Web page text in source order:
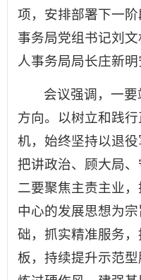
项，安排部署下一
事务局党组书记刘
人事务局局长庄新明
会议强调，一
方向。以树立和践
机，始终坚持以退役
把讲政治、顾大局、
二要聚焦主责主业
中心的发展思想为
础，抓实精准服务
板，持续提升示范